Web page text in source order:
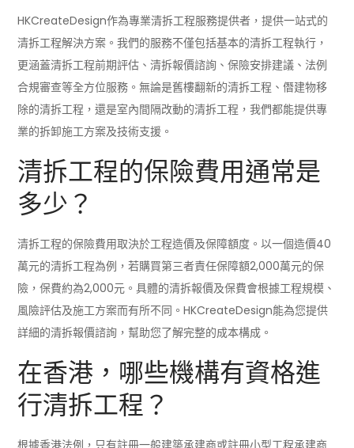
HKCreateDesign作為專業清拆工程服務提供者，提供一站式的
清拆工程解決方案。我們的服務不僅包括基本的清拆工程執行，
更涵蓋清拆工程前期評估、清拆報價諮詢、保險安排建議、法例
合規審查等全方位服務。無論是舊樓翻新的清拆工程、僭建物移
除的清拆工程，還是室內間隔改動的清拆工程，我們都能提供專
業的拆卸施工方案及技術支援。
清拆工程的保險費用通常是
多少？
清拆工程的保險費用取決於工程造價及保障額度。以一個造價40
萬元的清拆工程為例，若購買第三者責任保障額2,000萬元的保
險，保費約為2,000元。具體的清拆報價及保費會根據工程規模、
風險評估及施工方案而有所不同。HKCreateDesign能為您提供
詳細的清拆報價諮詢，幫助您了解完整的成本構成。
在香港，哪些機構有資格進
行清拆工程？